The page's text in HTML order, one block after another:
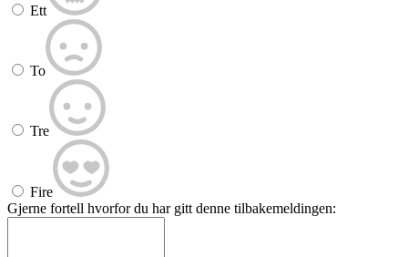
Ett
To
Tre
Fire
Gjerne fortell hvorfor du har gitt denne tilbakemeldingen: